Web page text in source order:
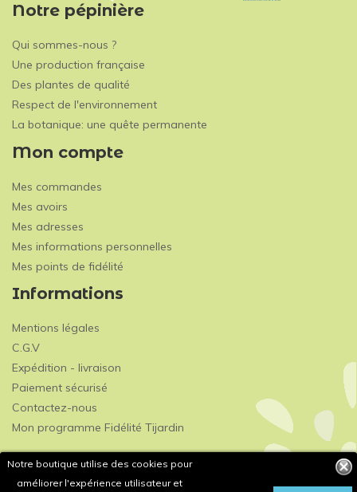
Notre boutique utilise des cookies pour
améliorer l'expérience utilisateur et
Notre pépinière
Qui sommes-nous ?
Une production française
Des plantes de qualité
Respect de l'environnement
La botanique: une quête permanente
Mon compte
Mes commandes
Mes avoirs
Mes adresses
Mes informations personnelles
Mes points de fidélité
Informations
Mentions légales
C.G.V
Expédition - livraison
Paiement sécurisé
Contactez-nous
Mon programme Fidélité Tijardin